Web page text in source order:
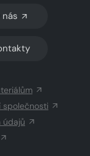
nás
společnosti
údajů